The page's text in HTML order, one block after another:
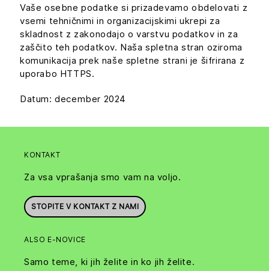
Vaše osebne podatke si prizadevamo obdelovati z
vsemi tehničnimi in organizacijskimi ukrepi za
skladnost z zakonodajo o varstvu podatkov in za
zaščito teh podatkov. Naša spletna stran oziroma
komunikacija prek naše spletne strani je šifrirana z
uporabo HTTPS.
Datum: december 2024
KONTAKT
Za vsa vprašanja smo vam na voljo.
STOPITE V KONTAKT Z NAMI
ALSO E-NOVICE
Samo teme, ki jih želite in ko jih želite.